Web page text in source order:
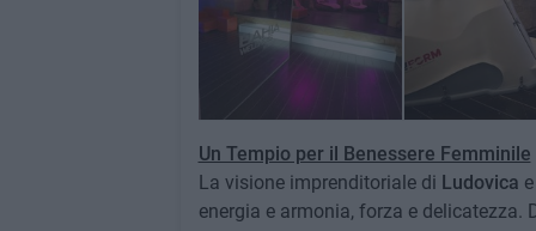
Un Tempio per il Benessere Femminile
La visione imprenditoriale di Ludovica e
energia e armonia, forza e